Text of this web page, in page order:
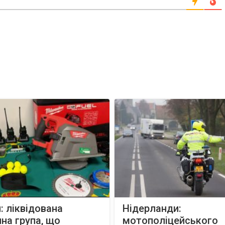
ліквідована
група, що
Нідерланди:
мотополіцейського